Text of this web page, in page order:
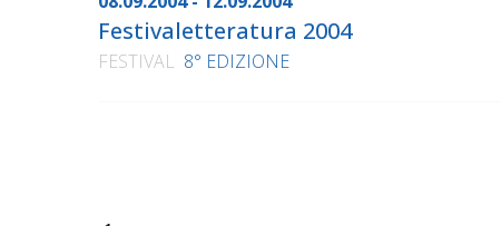
Festivaletteratura 2004
FESTIVAL 8° EDIZIONE